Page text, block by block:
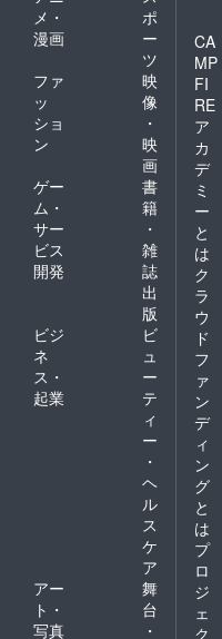
メ・
漫画
ポ
ー
ツ
ファ
ッ
ショ
ン
映
像
・
映
画
ゲー
ム・
サー
ビス
開発
書
籍
・
雑
誌
出
版
ビジ
ネ
ス・
起業
ビ
ュ
ー
テ
ィ
ー
・
ヘ
ル
ス
ケ
ア
アー
ト・
写真
舞
台
・
CA
MP
FI
RE
ア
カ
デ
ミ
ー
と
は
ク
ラ
ウ
ド
フ
ァ
ン
デ
ィ
ン
グ
と
は
プ
ロ
ジ
ェ
ク